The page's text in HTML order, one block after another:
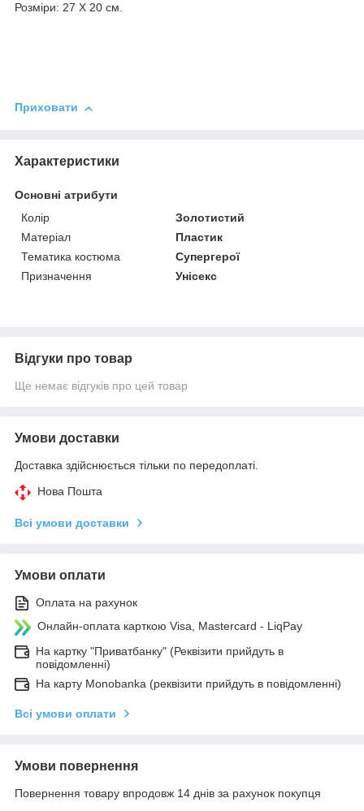
Розміри: 27 Х 20 см.
Приховати
Характеристики
Основні атрибути
Колір
Золотистий
Матеріал
Пластик
Тематика костюма
Супергерої
Призначення
Унісекс
Відгуки про товар
Ще немає відгуків про цей товар
Умови доставки
Доставка здійснюється тільки по передоплаті.
Нова Пошта
Всі умови доставки
Умови оплати
Оплата на рахунок
Онлайн-оплата карткою Visa, Mastercard - LiqPay
На картку "Приватбанку" (Реквізити прийдуть в
повідомленні)
На карту Monobanka (реквізити прийдуть в повідомленні)
Всі умови оплати
Умови повернення
Повернення товару впродовж 14 днів за рахунок покупця